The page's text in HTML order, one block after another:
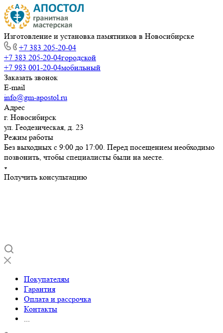
Изготовление и установка памятников в Новосибирске
+7 383 205-20-04
+7 383 205-20-04городской
+7 983 001-20-04мобильный
Заказать звонок
E-mail
info@gm-apostol.ru
Адрес
г. Новосибирск
ул. Геодезическая, д. 23
Режим работы
Без выходных с 9:00 до 17:00. Перед посещением необходимо
позвонить, чтобы специалисты были на месте.
Получить консультацию
Покупателям
Гарантия
Оплата и рассрочка
Контакты
...